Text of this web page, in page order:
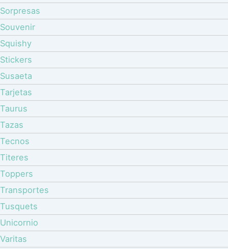
Sorpresas
Souvenir
Squishy
Stickers
Susaeta
Tarjetas
Taurus
Tazas
Tecnos
Titeres
Toppers
Transportes
Tusquets
Unicornio
Varitas